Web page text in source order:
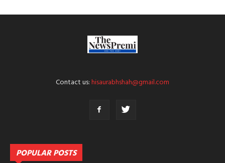
Contact us:hisaurabhshah@gmail.com
POPULAR POSTS